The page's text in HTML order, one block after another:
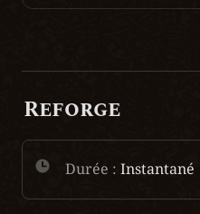
Reforge
Durée : Instantané